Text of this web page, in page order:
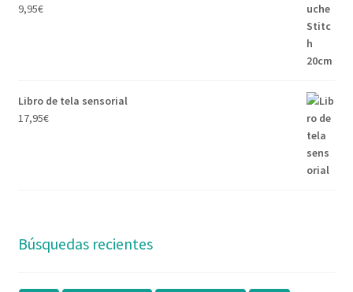
9,95€
Libro de tela sensorial
17,95€
Búsquedas recientes